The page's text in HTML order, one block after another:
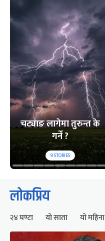
चट्याङ लागेमा तुरुन्त के
गर्ने ?
9STORIES
लोकप्रिय
२४ घण्टा यो साता यो महिना